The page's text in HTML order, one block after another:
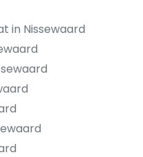
in Nissewaard